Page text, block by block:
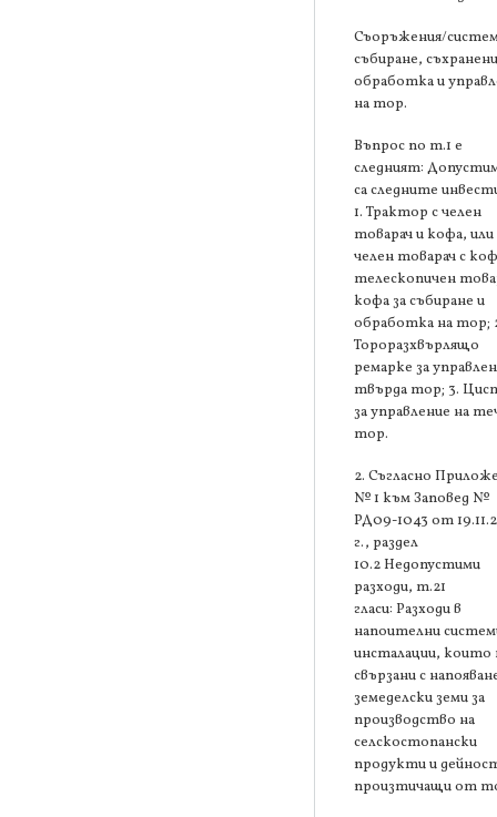
Съоръжения/
събиране,
обработка и
на тор.
Въпрос по т.1 е
следният:
са следните
1. Трактор с челен
товарач и кофа,
челен товарач с
телескопичен
кофа за събиране и
обработка на тор;
Тороразхвърлящо
ремарке за
твърда тор; 3.
за управление на
тор.
2. Съгласно
№ 1 към Заповед №
РД09-1043 от
г., раздел
10.2 Недопустими
разходи, т.21
гласи: Разходи в
напоителни
инсталации, които
свързани с
земеделски земи за
производство на
селскостопански
продукти и
произтичащи от